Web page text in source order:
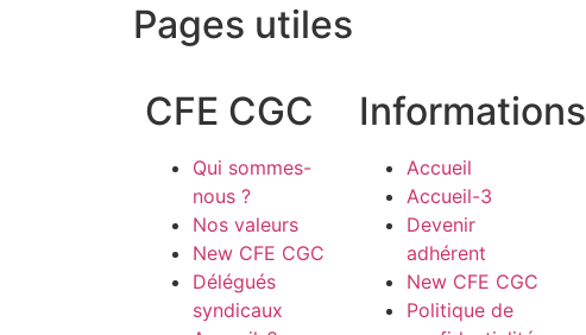
Pages utiles
CFE CGC
Qui sommes-
nous ?
Nos valeurs
New CFE CGC
Délégués
syndicaux
Informations
Accueil
Accueil-3
Devenir
adhérent
New CFE CGC
Politique de